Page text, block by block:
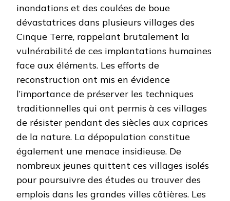
inondations et des coulées de boue
dévastatrices dans plusieurs villages des
Cinque Terre, rappelant brutalement la
vulnérabilité de ces implantations humaines
face aux éléments. Les efforts de
reconstruction ont mis en évidence
l’importance de préserver les techniques
traditionnelles qui ont permis à ces villages
de résister pendant des siècles aux caprices
de la nature. La dépopulation constitue
également une menace insidieuse. De
nombreux jeunes quittent ces villages isolés
pour poursuivre des études ou trouver des
emplois dans les grandes villes côtières. Les